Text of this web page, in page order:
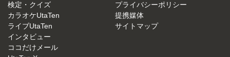
検定・クイズ
カラオケUtaTen
ライブUtaTen
インタビュー
ココだけメール
プライバシーポリシー
提携媒体
サイトマップ